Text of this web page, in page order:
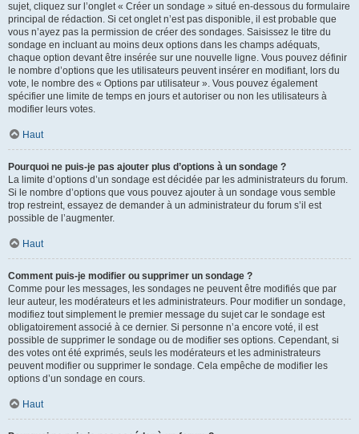
sujet, cliquez sur l’onglet « Créer un sondage » situé en-dessous du formulaire
principal de rédaction. Si cet onglet n’est pas disponible, il est probable que
vous n’ayez pas la permission de créer des sondages. Saisissez le titre du
sondage en incluant au moins deux options dans les champs adéquats,
chaque option devant être insérée sur une nouvelle ligne. Vous pouvez définir
le nombre d’options que les utilisateurs peuvent insérer en modifiant, lors du
vote, le nombre des « Options par utilisateur ». Vous pouvez également
spécifier une limite de temps en jours et autoriser ou non les utilisateurs à
modifier leurs votes.
Haut
Pourquoi ne puis-je pas ajouter plus d’options à un sondage ?
La limite d’options d’un sondage est décidée par les administrateurs du forum.
Si le nombre d’options que vous pouvez ajouter à un sondage vous semble
trop restreint, essayez de demander à un administrateur du forum s’il est
possible de l’augmenter.
Haut
Comment puis-je modifier ou supprimer un sondage ?
Comme pour les messages, les sondages ne peuvent être modifiés que par
leur auteur, les modérateurs et les administrateurs. Pour modifier un sondage,
modifiez tout simplement le premier message du sujet car le sondage est
obligatoirement associé à ce dernier. Si personne n’a encore voté, il est
possible de supprimer le sondage ou de modifier ses options. Cependant, si
des votes ont été exprimés, seuls les modérateurs et les administrateurs
peuvent modifier ou supprimer le sondage. Cela empêche de modifier les
options d’un sondage en cours.
Haut